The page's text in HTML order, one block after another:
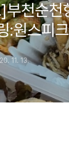
천순천
:원스피
11. 13.